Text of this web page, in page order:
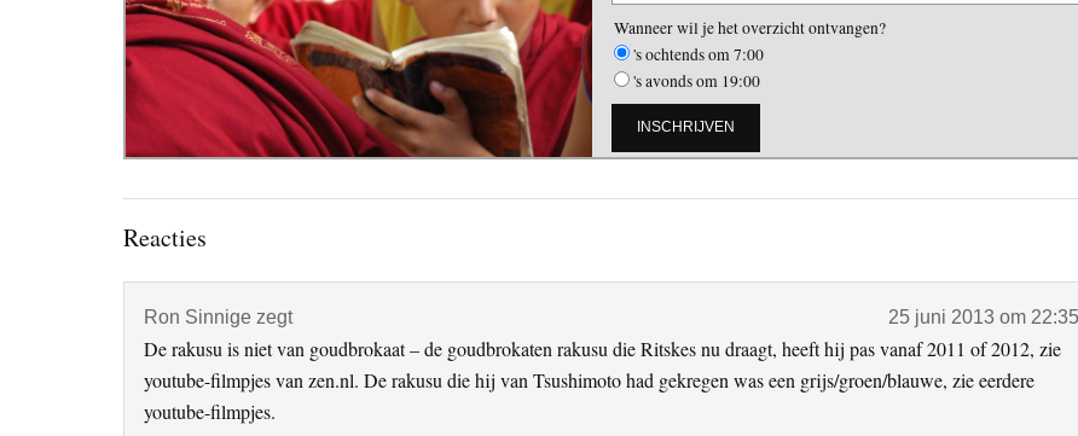
Wanneer wil je het overzicht ontvangen?
's ochtends om 7:00
's avonds om 19:00
Lees
Reacties
Ron Sinnige zegt 25 juni 2013 om 22:35
De rakusu is niet van goudbrokaat – de goudbrokaten rakusu die Ritskes nu draagt, heeft hij pas vanaf 2011 of 2012, zie
youtube-filmpjes van zen.nl. De rakusu die hij van Tsushimoto had gekregen was een grijs/groen/blauwe, zie eerdere
youtube-filmpjes.